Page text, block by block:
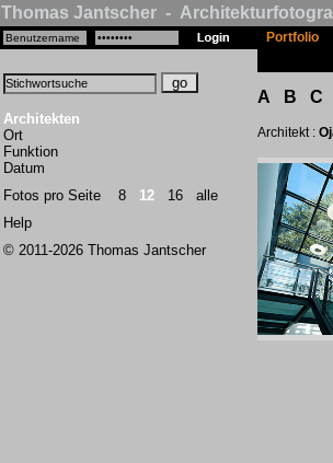
Thomas Jantscher -
Architekten
Ort
Funktion
Datum
Fotos pro Seite 8 12 16
alle
Help
© 2011-2026 Thomas Jantscher
Portfolio
A B C
Architekt :